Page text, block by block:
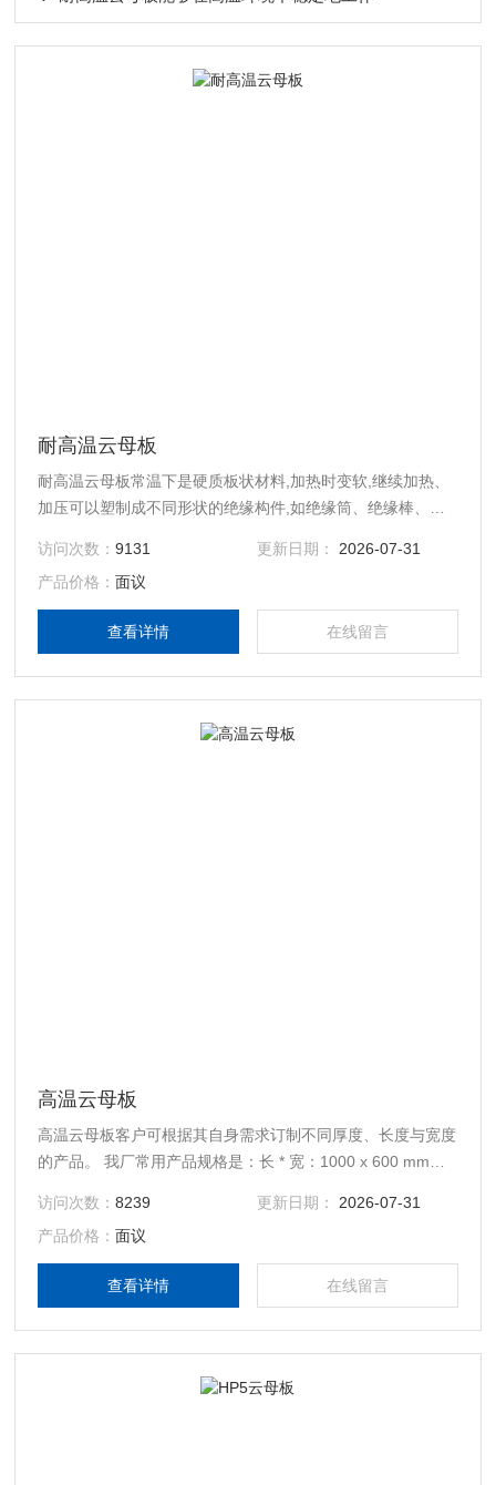
耐高温云母板
耐高温云母板常温下是硬质板状材料,加热时变软,继续加热、
加压可以塑制成不同形状的绝缘构件,如绝缘筒、绝缘棒、盒
形。以醇酸树脂胶和虫胶为枯合剂的塑型云母板在温度
11005℃处理15min;以有机硅树脂或聚胺酰亚胺胶为粘合剂的
塑型云母板在温度130℃&amp;#177;5℃下处理15min可以塑
访问次数：9131 更新日期： 2026-07-31
产品价格：面议
查看详情 在线留言
高温云母板
高温云母板客户可根据其自身需求订制不同厚度、长度与宽度
的产品。 我厂常用产品规格是：长 * 宽：1000 x 600 mm
加工各种尺寸云母板，云母异型件，可根据图纸冲压各种零部
件。
访问次数：8239 更新日期： 2026-07-31
产品价格：面议
查看详情 在线留言